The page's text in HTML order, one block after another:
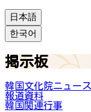
日本語
한국어
掲示板
韓国文化院ニュース
報道資料
韓国関連行事